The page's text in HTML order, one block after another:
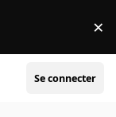
×
Se connecter